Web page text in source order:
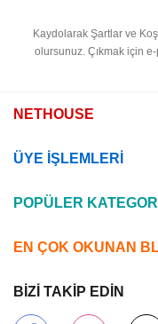
Kaydolarak Şartlar ve
olursunuz. Çıkmak için e-
NETHOUSE
ÜYE İŞLEMLERİ
POPÜLER
EN ÇOK OKUNAN
BİZİ TAKİP EDİN